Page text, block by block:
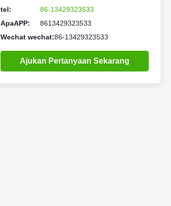
tel:
86-13429323533
ApaAPP:
8613429323533
Wechat wechat:86-13429323533
Ajukan Pertanyaan Sekarang